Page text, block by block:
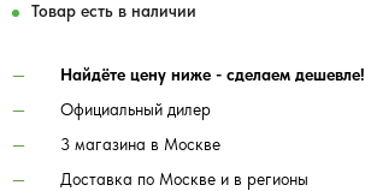
Товар есть в наличии
Найдёте цену ниже - сделаем дешевле!
Официальный дилер
3 магазина в Москве
Доставка по Москве и в регионы